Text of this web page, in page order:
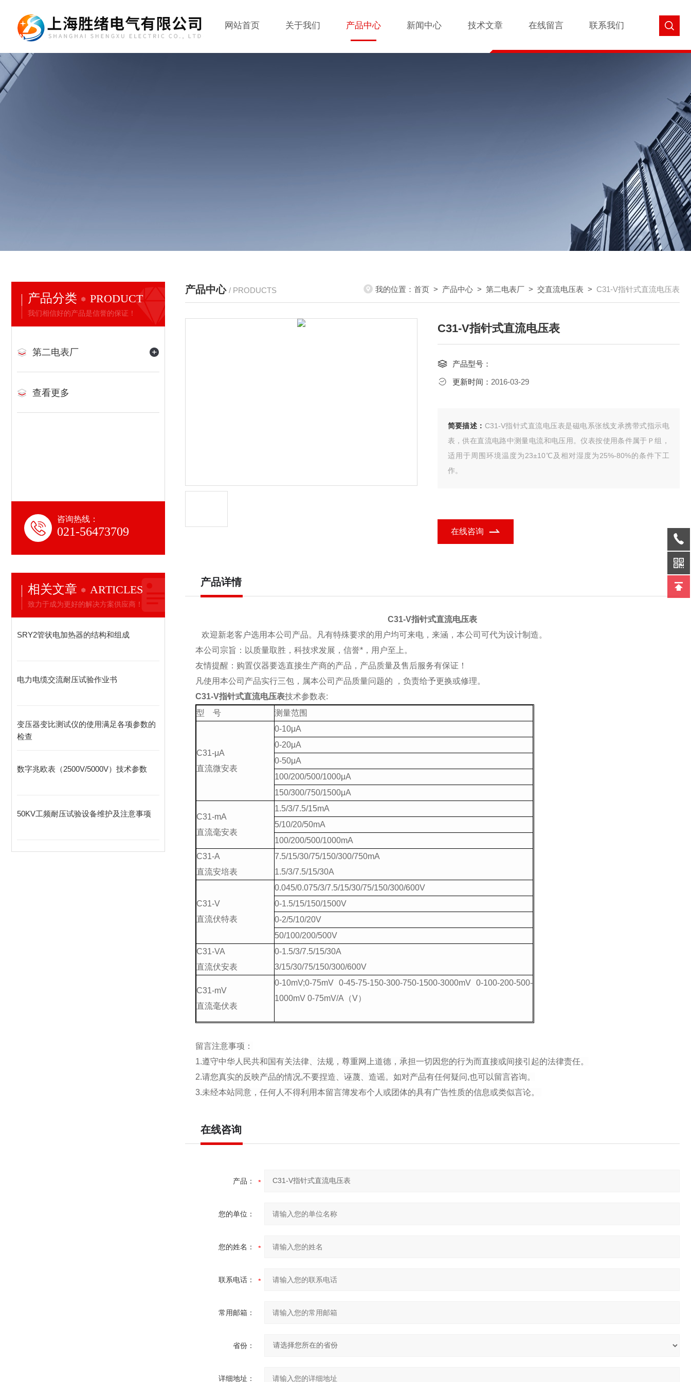
网站首页 关于我们 产品中心 新闻中心 技术文章 在线留言 联系我们
产品分类 PRODUCT
我们相信好的产品是信誉的保证！
第二电表厂
查看更多
咨询热线：
021-56473709
相关文章 ARTICLES
致力于成为更好的解决方案供应商！
SRY2管状电加热器的结构和组成
电力电缆交流耐压试验作业书
变压器变比测试仪的使用满足各项参数的
检查
数字兆欧表（2500V/5000V）技术参数
50KV工频耐压试验设备维护及注意事项
产品中心 / PRODUCTS 我的位置： 首页 > 产品中心 > 第二电表厂 > 交直流电压表 > C31-V指针式直流电压表
C31-V指针式直流电压表
产品型号：
更新时间： 2016-03-29
简要描述： C31-V指针式直流电压表是磁电系张线支承携带式指示电
表，供在直流电路中测量电流和电压用。仪表按使用条件属于Ｐ组，
适用于周围环境温度为23±10℃及相对湿度为25%-80%的条件下工
作。
在线咨询
产品详情
C31-V指针式直流电压表
欢迎新老客户选用本公司产品。凡有特殊要求的用户均可来电，来涵，本公司可代为设计制造。
本公司宗旨：以质量取胜，科技求发展，信誉*，用户至上。
友情提醒：购置仪器要选直接生产商的产品，产品质量及售后服务有保证！
凡使用本公司产品实行三包，属本公司产品质量问题的 ，负责给予更换或修理。
C31-V指针式直流电压表技术参数表:
型 号
测量范围
C31-μA
直流微安表
0-10μA
0-20μA
0-50μA
100/200/500/1000μA
150/300/750/1500μA
C31-mA
直流毫安表
1.5/3/7.5/15mA
5/10/20/50mA
100/200/500/1000mA
C31-A
直流安培表
7.5/15/30/75/150/300/750mA
1.5/3/7.5/15/30A
C31-V
直流伏特表
0.045/0.075/3/7.5/15/30/75/150/300/600V
0-1.5/15/150/1500V
0-2/5/10/20V
50/100/200/500V
C31-VA
直流伏安表
0-1.5/3/7.5/15/30A
3/15/30/75/150/300/600V
C31-mV
直流毫伏表
0-10mV;0-75mV 0-45-75-150-300-750-1500-3000mV 0-100-200-500-
1000mV 0-75mV/A（V）
留言注意事项：
1.遵守中华人民共和国有关法律、法规，尊重网上道德，承担一切因您的行为而直接或间接引起的法律责任。
2.请您真实的反映产品的情况,不要捏造、诬蔑、造谣。如对产品有任何疑问,也可以留言咨询。
3.未经本站同意，任何人不得利用本留言簿发布个人或团体的具有广告性质的信息或类似言论。
在线咨询
产品：
您的单位：
您的姓名：
联系电话：
常用邮箱：
省份：
详细地址：